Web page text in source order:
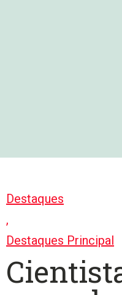
Destaques
,
Destaques Principal